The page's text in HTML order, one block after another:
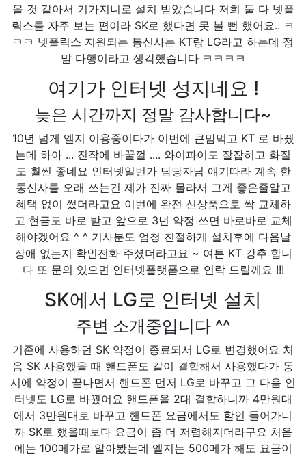
을 것 같아서 기가지니로 설치 받았습니다 저희 둘 다 넷플
릭스를 자주 보는 편이라 SK로 했다면 못 볼 뻔 했어요.. ㅋ
ㅋㅋ 넷플릭스 지원되는 통신사는 KT랑 LG라고 하는데 정
말 다행이라고 생각했습니다 ㅋㅋㅋㅋ
여기가 인터넷 성지네요 !
늦은 시간까지 정말 감사합니다~
10년 넘게 엘지 이용중이다가 이번에 큰맘먹고 KT 로 바꿨
는데 하아 ... 진작에 바꿀껄 .... 와이파이도 잘잡히고 화질
도 훨씬 좋네요 인터넷일번가 담당자님 얘기따라 계속 한
통신사를 오래 쓰는건 제가 진짜 몰라서 그게 좋은줄알고
혜택 없이 썼더라고요 이번에 완전 신상품으로 싹 교체하
고 현금도 바로 받고 앞으로 3년 약정 쓰면 바로바로 교체
해야겠어요 ^ ^ 기사분도 엄청 친절하게 설치후에 다음날
장애 없는지 확인전화 주셨더라고요 ~ 여튼 KT 강추 합니
다 또 문의 있으면 인터넷플랫폼으로 연락 드릴께요 !!!
SK에서 LG로 인터넷 설치
주변 소개중입니다 ^^
기존에 사용하던 SK 약정이 종료되서 LG로 변경했어요 처
음 SK 사용했을 때 핸드폰도 같이 결합해서 사용했다가 동
시에 약정이 끝나면서 핸드폰 먼저 LG로 바꾸고 그 다음 인
터넷도 LG로 바꿨어요 핸드폰을 2대 결합하니까 4만원대
에서 3만원대로 바꾸고 핸드폰 요금에서도 할인 들어가니
까 SK로 했을때보다 요금이 좀 더 저렴해지더라구요 처음
에는 100메가로 알아봤는데 엘지는 500메가 해도 요금이